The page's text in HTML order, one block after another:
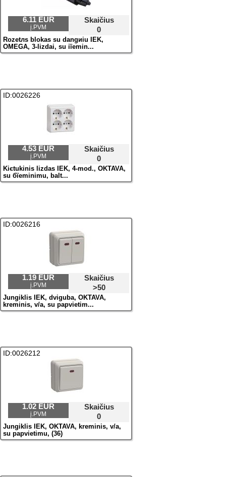
Skaičius
0
6.11 EUR
į.PVM
Rozetлs blokas su dangиiu IEK,
OMEGA, 3-lizdai, su iїemin...
ID:0026226
Skaičius
0
4.53 EUR
į.PVM
Kiєtukinis lizdas IEK, 4-mod., OKTAVA,
su бїeminimu, balt...
ID:0026216
Skaičius
>50
1.19 EUR
į.PVM
Jungiklis IEK, dviguba, OKTAVA,
kreminis, v/a, su paрvietim...
ID:0026212
Skaičius
0
1.02 EUR
į.PVM
Jungiklis IEK, OKTAVA, kreminis, v/a,
su paрvietimu, (36)